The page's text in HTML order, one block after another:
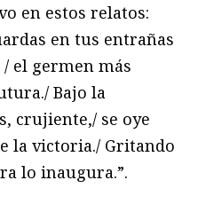
en estos relatos:
en tus entrañas
el germen más
Bajo la
crujiente,/ se oye
la victoria./ Gritando
lo inaugura.”.